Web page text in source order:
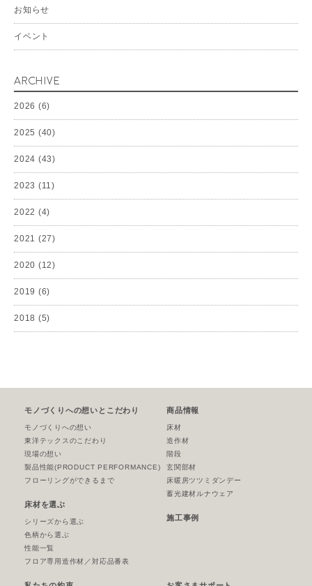
お知らせ
イベント
ARCHIVE
2026 (6)
2025 (40)
2024 (43)
2023 (11)
2022 (4)
2021 (27)
2020 (12)
2019 (6)
2018 (5)
モノづくりへの想いとこだわり
モノづくりへの想い
東洋テックスのこだわり
現場の想い
製品性能(PRODUCT PERFORMANCE)
フローリングができるまで
床材を選ぶ
シリーズから選ぶ
色柄から選ぶ
性能一覧
フロア専用造作材／対応品番表
商品情報
床材
造作材
階段
玄関部材
床暖房ツツミダンデー
蓄光建材ルナウェア
施工事例